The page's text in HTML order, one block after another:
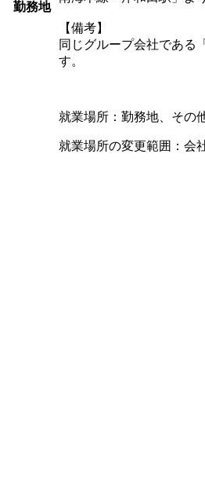
勤務地
【備考】
同じグループ会社である
す。
就業場所：勤務地、その
就業場所の変更範囲：会